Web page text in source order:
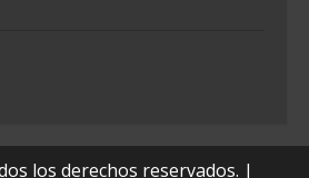
los derechos reservados. |